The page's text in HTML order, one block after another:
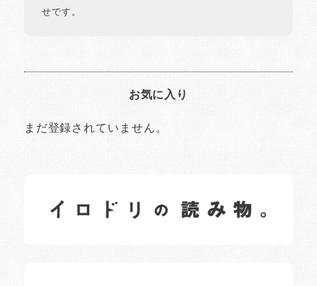
せです。
お気に入り
まだ登録されていません。
日常の様子など随時更新中です。